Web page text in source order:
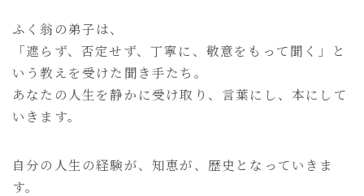
ふく翁の弟子は、
「遮らず、否定せず、丁寧に、敬意をもって聞く」と
いう教えを受けた聞き手たち。
あなたの人生を静かに受け取り、言葉にし、本にして
いきます。
自分の人生の経験が、知恵が、歴史となっていきま
す。